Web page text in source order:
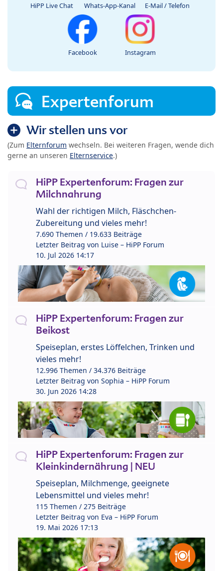
HiPP Live Chat Whats-App-Kanal E-Mail / Telefon
Facebook Instagram
Expertenforum
Wir stellen uns vor
(Zum Elternforum wechseln. Bei weiteren Fragen, wende dich
gerne an unseren Elternservice.)
HiPP Expertenforum: Fragen zur
Milchnahrung
Wahl der richtigen Milch, Fläschchen-
Zubereitung und vieles mehr!
7.690 Themen / 19.633 Beiträge
Letzter Beitrag von Luise – HiPP Forum
10. Jul 2026 14:17
HiPP Expertenforum: Fragen zur
Beikost
Speiseplan, erstes Löffelchen, Trinken und
vieles mehr!
12.996 Themen / 34.376 Beiträge
Letzter Beitrag von Sophia – HiPP Forum
30. Jun 2026 14:28
HiPP Expertenforum: Fragen zur
Kleinkindernährung | NEU
Speiseplan, Milchmenge, geeignete
Lebensmittel und vieles mehr!
115 Themen / 275 Beiträge
Letzter Beitrag von Eva – HiPP Forum
19. Mai 2026 17:13